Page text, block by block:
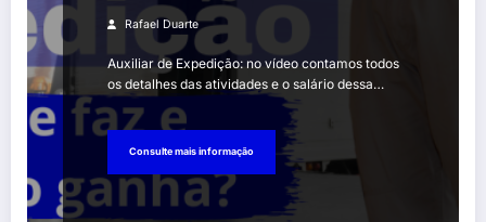
Rafael Duarte
Auxiliar de Expedição: no vídeo contamos todos
os detalhes das atividades e o salário dessa…
Consulte mais informação